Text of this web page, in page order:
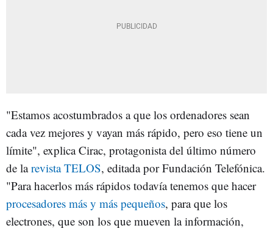
"Estamos acostumbrados a que los ordenadores sean
cada vez mejores y vayan más rápido, pero eso tiene un
límite", explica Cirac, protagonista del último número
de larevista TELOS, editada por Fundación Telefónica.
"Para hacerlos más rápidos todavía tenemos que hacer
procesadores más y más pequeños, para que los
electrones, que son los que mueven la información,